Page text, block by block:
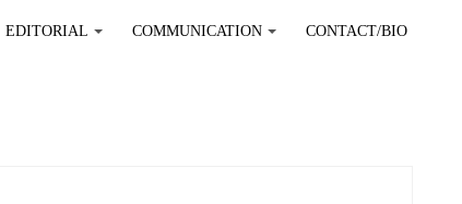
EDITORIAL COMMUNICATION CONTACT/BIO